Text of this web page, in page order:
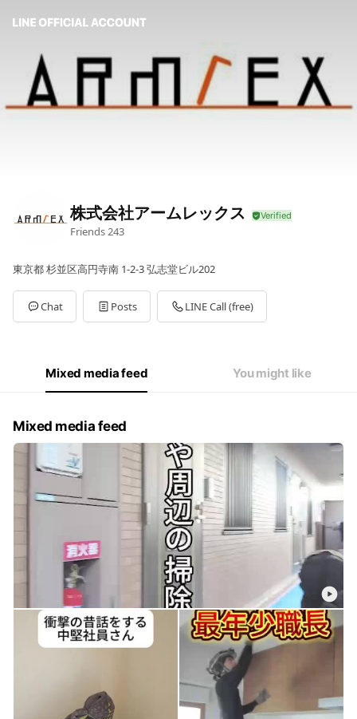
株式会社アームレックス
Friends243
東京都 杉並区高円寺南 1-2-3 弘志堂ビル202
Chat Posts LINE Call (free)
Mixed media feed You might like
Mixed media feed